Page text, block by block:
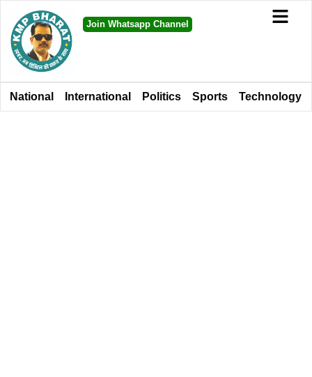
Join Whatsapp Channel
National International Politics Sports Technology